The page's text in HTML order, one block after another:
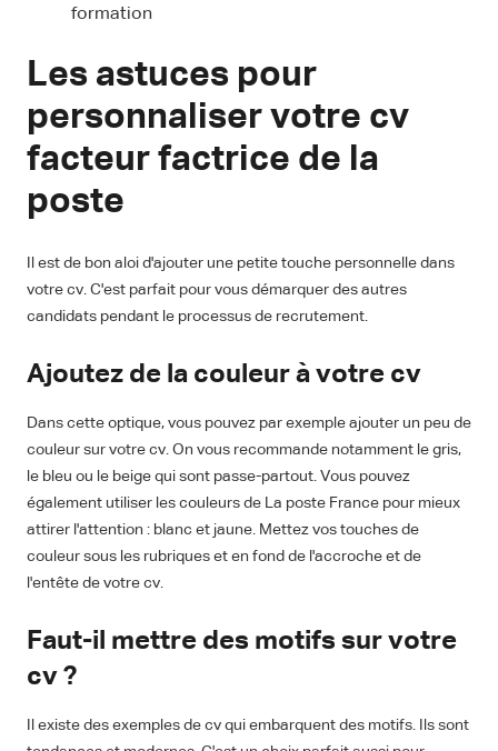
formation
Les astuces pour
personnaliser votre cv
facteur factrice de la
poste
Il est de bon aloi d'ajouter une petite touche personnelle dans
votre cv. C'est parfait pour vous démarquer des autres
candidats pendant le processus de recrutement.
Ajoutez de la couleur à votre cv
Dans cette optique, vous pouvez par exemple ajouter un peu de
couleur sur votre cv. On vous recommande notamment le gris,
le bleu ou le beige qui sont passe-partout. Vous pouvez
également utiliser les couleurs de La poste France pour mieux
attirer l'attention : blanc et jaune. Mettez vos touches de
couleur sous les rubriques et en fond de l'accroche et de
l'entête de votre cv.
Faut-il mettre des motifs sur votre
cv ?
Il existe des exemples de cv qui embarquent des motifs. Ils sont